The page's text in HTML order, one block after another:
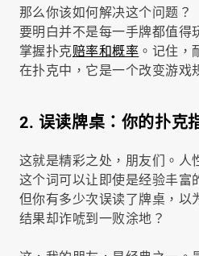
那么你该如何解决这个问题？
要明白并不是每一手牌都值得
掌握扑克赔率和概率 。记住，
在扑克中，它是一个改变游戏
2. 误读牌桌：你的扑克
这就是精彩之处，朋友们。人
这个词可以让即使是经验丰富
但你有多少次误读了牌桌，以
结果却诈唬到一败涂地？